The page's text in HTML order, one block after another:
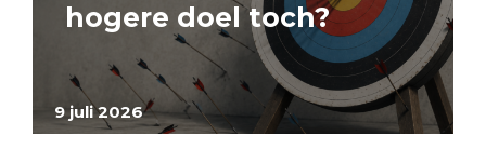
9 juli 2026
hogere doel toch?